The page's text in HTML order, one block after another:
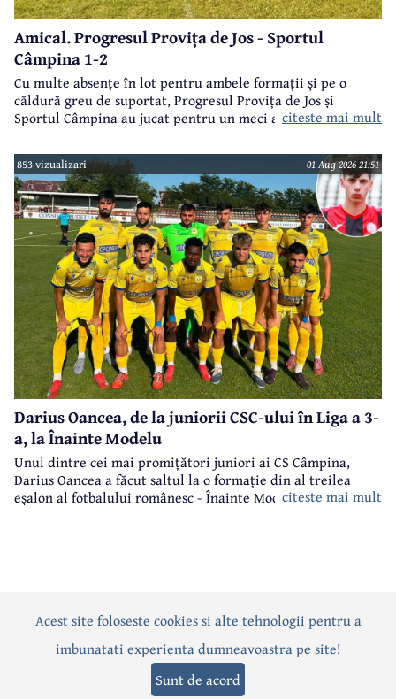
Amical. Progresul Provița de Jos - Sportul
Câmpina 1-2
Cu multe absențe în lot pentru ambele formații și pe o
căldură greu de suportat, Progresul Provița de Jos și
Sportul Câmpina au jucat pentru un meci amical.citeste mai mult
853 vizualizari 01 Aug 2026 21:51
Darius Oancea, de la juniorii CSC-ului în Liga a 3-
a, la Înainte Modelu
Unul dintre cei mai promițători juniori ai CS Câmpina,
Darius Oancea a făcut saltul la o formație din al treilea
eșalon al fotbalului românesc - Înainte Modelu, din județul
citeste mai mult
ActualitatePoliticăSocialEvenimentInterviuri
Editorial Sport Anunțuri
Acest site foloseste cookies si alte tehnologii pentru a
imbunatati experienta dumneavoastra pe site!
Sunt de acord